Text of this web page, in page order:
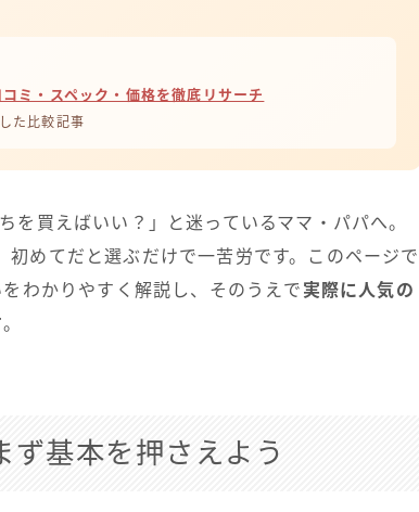
ミ・スペック・価格を徹底リサーチ
た比較記事
を買えばいい？」と迷っているママ・パパへ。
めてだと選ぶだけで一苦労です。このページで
わかりやすく解説し、そのうえで 実際に人気の
。
ず基本を押さえよう